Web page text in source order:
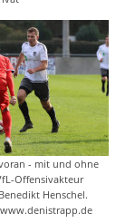
- mit und ohne
Offensivakteur
Henschel.